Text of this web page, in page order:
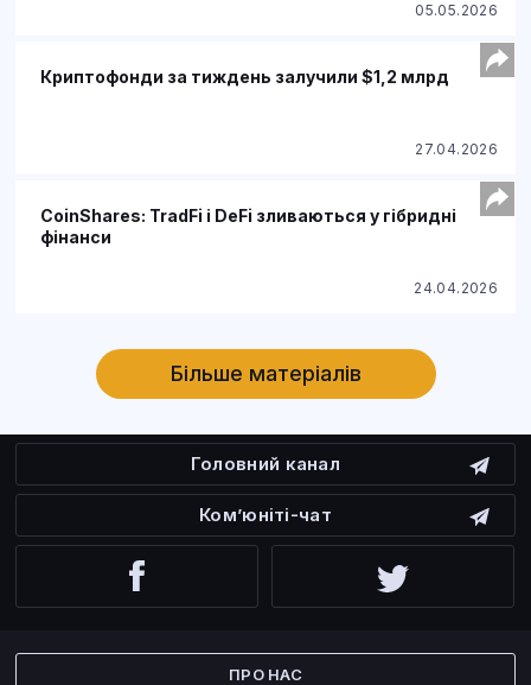
05.05.2026
Криптофонди за тиждень залучили $1,2 млрд
27.04.2026
CoinShares: TradFi і DeFi зливаються у гібридні
фінанси
24.04.2026
Більше матеріалів
Головний канал
Ком’юніті-чат
ПРО НАС